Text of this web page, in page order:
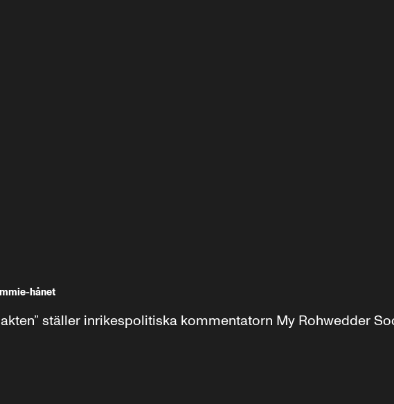
hånet
ställer inrikespolitiska kommentatorn My Rohwedder